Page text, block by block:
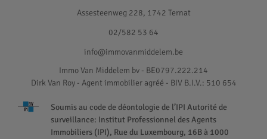
Assesteenweg 228, 1742 Ternat
02/582 53 64
info@immovanmiddelem.be
Immo Van Middelem bv - BE0797.222.214
Dirk Van Roy - Agent immobilier agréé - BIV B.I.V.: 510 654
Soumis au code de déontologie de l’IPI Autorité de
surveillance: Institut Professionnel des Agents
Immobiliers (IPI), Rue du Luxembourg, 16B à 1000